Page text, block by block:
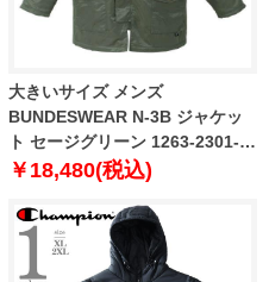
大きいサイズ メンズ
BUNDESWEAR N-3B ジャケッ
ト セージグリーン 1263-2301-1
3L 4L 5L 6L 8L
￥18,480(税込)